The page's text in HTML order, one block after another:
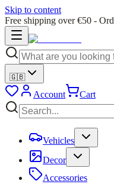
Skip to content
Free shipping over €50 -
🇬🇧
Account Cart
Vehicles
Decor
Accessories